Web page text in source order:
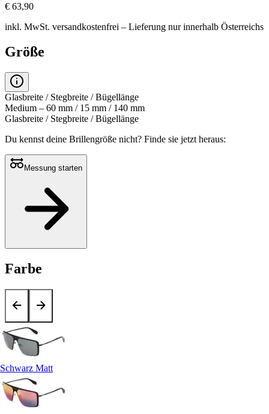
€ 63,90
inkl. MwSt. versandkostenfrei – Lieferung nur innerhalb Österreichs
Größe
Glasbreite / Stegbreite / Bügellänge
Medium – 60 mm / 15 mm / 140 mm
Glasbreite / Stegbreite / Bügellänge
Du kennst deine Brillengröße nicht? Finde sie jetzt heraus:
Messung starten
Farbe
Schwarz Matt